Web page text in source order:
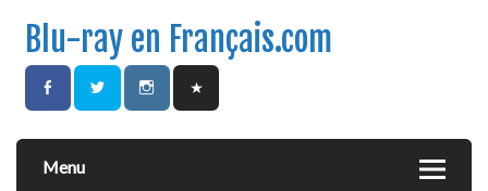
Blu-ray en Français.com
Menu